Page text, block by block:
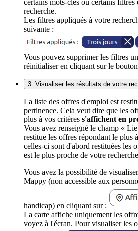
certains mots-clés ou certains filtres
recherche.
Les filtres appliqués à votre
suivante :
Vous pouvez supprimer les filtres
réinitialiser en cliquant sur le
3. Visualiser les résultats de votre
La liste des offres d'emploi est
pertinence. Cela veut dire que les
plus à vos critères s'affichent en
Vous avez renseigné le champ «
restitue les offres répondant le plus
celles-ci sont d'abord restituées les
est le plus proche de votre
Vous avez la possibilité de
Mappy (non accessible aux
handicap) en cliquant sur :
La carte affiche uniquement les
voyez à l'écran. Pour visualiser les